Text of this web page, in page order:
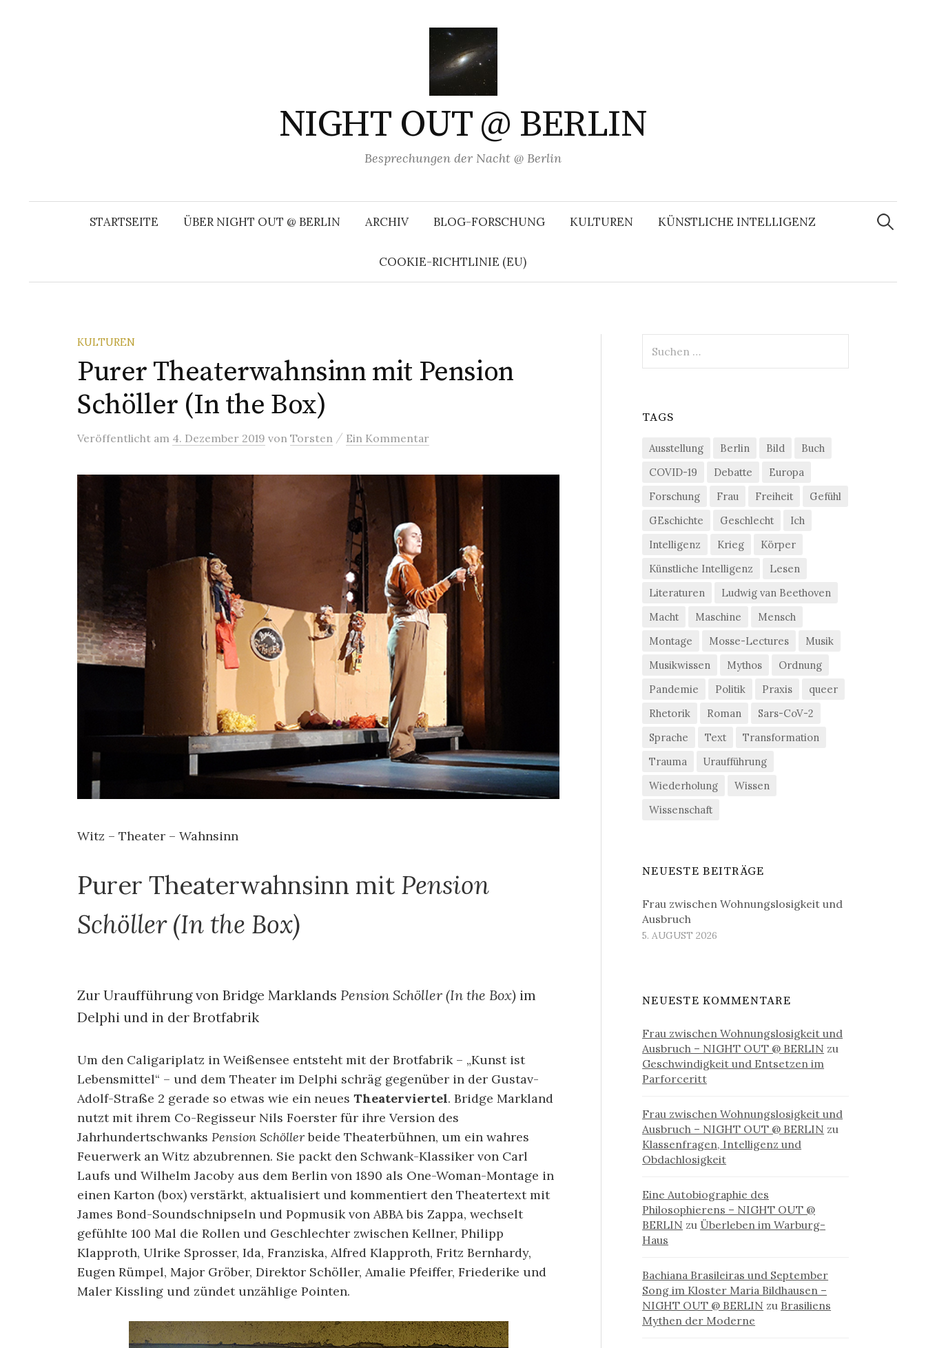
NIGHT OUT @ BERLIN
Besprechungen der Nacht @ Berlin
STARTSEITE ÜBER NIGHT OUT @ BERLIN ARCHIV BLOG-FORSCHUNG KULTUREN KÜNSTLICHE INTELLIGENZ
COOKIE-RICHTLINIE (EU)
Suchen
nach:
KULTUREN
Purer Theaterwahnsinn mit Pension
Schöller (In the Box)
Veröffentlicht am 4. Dezember 2019 von Torsten / Ein Kommentar
Witz – Theater – Wahnsinn
Purer Theaterwahnsinn mit Pension
Schöller (In the Box)
Zur Uraufführung von Bridge Marklands Pension Schöller (In the Box) im
Delphi und in der Brotfabrik
Um den Caligariplatz in Weißensee entsteht mit der Brotfabrik – „Kunst ist
Lebensmittel“ – und dem Theater im Delphi schräg gegenüber in der Gustav-
Adolf-Straße 2 gerade so etwas wie ein neues Theaterviertel. Bridge Markland
nutzt mit ihrem Co-Regisseur Nils Foerster für ihre Version des
Jahrhundertschwanks Pension Schöllerbeide Theaterbühnen, um ein wahres
Feuerwerk an Witz abzubrennen. Sie packt den Schwank-Klassiker von Carl
Laufs und Wilhelm Jacoby aus dem Berlin von 1890 als One-Woman-Montage in
einen Karton (box) verstärkt, aktualisiert und kommentiert den Theatertext mit
James Bond-Soundschnipseln und Popmusik von ABBA bis Zappa, wechselt
gefühlte 100 Mal die Rollen und Geschlechter zwischen Kellner, Philipp
Klapproth, Ulrike Sprosser, Ida, Franziska, Alfred Klapproth, Fritz Bernhardy,
Eugen Rümpel, Major Gröber, Direktor Schöller, Amalie Pfeiffer, Friederike und
Maler Kissling und zündet unzählige Pointen.
nach:
TAGS
Ausstellung Berlin Bild
Buch
COVID-19
Debatte
Europa
Forschung
Frau Freiheit
Gefühl
GEschichte
Geschlecht
Ich
Intelligenz
Krieg
Körper
Künstliche Intelligenz
Lesen
Literaturen
Ludwig van Beethoven
Macht
Maschine
Mensch
Montage
Mosse-Lectures
Musik
Musikwissen
Mythos
Ordnung
Pandemie
Politik Praxis
queer
Rhetorik
Roman
Sars-CoV-2
Sprache
Text
Transformation
Trauma
Uraufführung
Wiederholung
Wissen
Wissenschaft
NEUESTE BEITRÄGE
Frau zwischen Wohnungslosigkeit und
Ausbruch
5. AUGUST 2026
NEUESTE KOMMENTARE
Frau zwischen Wohnungslosigkeit und
Ausbruch – NIGHT OUT @ BERLIN zu
Geschwindigkeit und Entsetzen im
Parforceritt
Frau zwischen Wohnungslosigkeit und
Ausbruch – NIGHT OUT @ BERLIN zu
Klassenfragen, Intelligenz und
Obdachlosigkeit
Eine Autobiographie des
Philosophierens – NIGHT OUT @
BERLIN zu Überleben im Warburg-
Haus
Bachiana Brasileiras und September
Song im Kloster Maria Bildhausen –
NIGHT OUT @ BERLIN zu Brasiliens
Mythen der Moderne